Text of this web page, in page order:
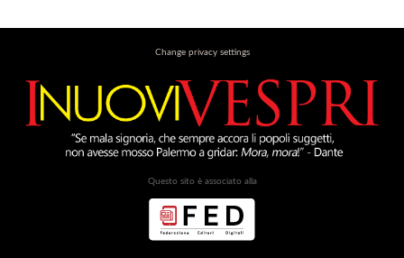
Change privacy settings
Questo sito è associato alla